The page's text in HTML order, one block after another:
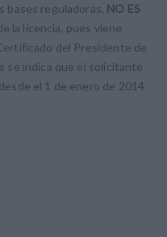
bases reguladoras, NO ES
la licencia, pues viene
del Presidente de
se indica que el solicitante
el 1 de enero de 2014